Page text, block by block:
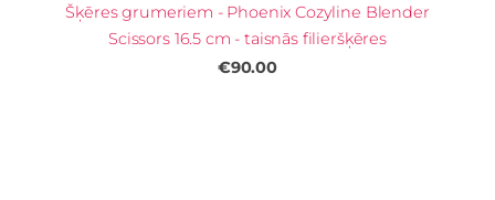
Šķēres grumeriem - Phoenix Cozyline Blender
Scissors 16.5 cm - taisnās filieršķēres
€90.00